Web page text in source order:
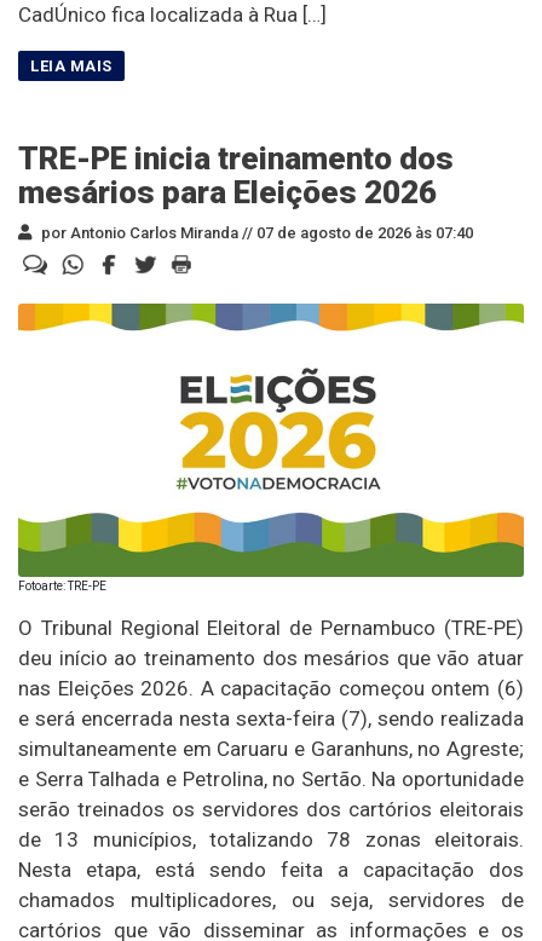
CadÚnico fica localizada à Rua […]
TRE-PE inicia treinamento dos
mesários para Eleições 2026
por Antonio Carlos Miranda // 07 de agosto de 2026 às 07:40
Fotoarte: TRE-PE
O Tribunal Regional Eleitoral de Pernambuco (TRE-PE)
deu início ao treinamento dos mesários que vão atuar
nas Eleições 2026. A capacitação começou ontem (6)
e será encerrada nesta sexta-feira (7), sendo realizada
simultaneamente em Caruaru e Garanhuns, no Agreste;
e Serra Talhada e Petrolina, no Sertão. Na oportunidade
serão treinados os servidores dos cartórios eleitorais
de 13 municípios, totalizando 78 zonas eleitorais.
Nesta etapa, está sendo feita a capacitação dos
chamados multiplicadores, ou seja, servidores de
cartórios que vão disseminar as informações e os